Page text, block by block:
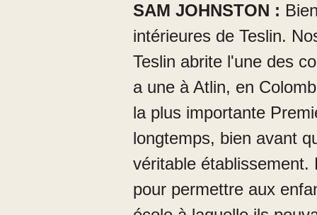
SAM JOHNSTON :
intérieures de Teslin.
Teslin abrite l'une des
a une à Atlin, en
la plus importante
longtemps, bien avant
véritable
pour permettre aux